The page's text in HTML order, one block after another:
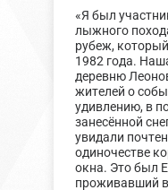
«Я был
лыжного
рубеж,
1982 года.
деревню
жителей о
удивлению, в
занесённой
увидали
одиночестве
окна. Это был
проживавший